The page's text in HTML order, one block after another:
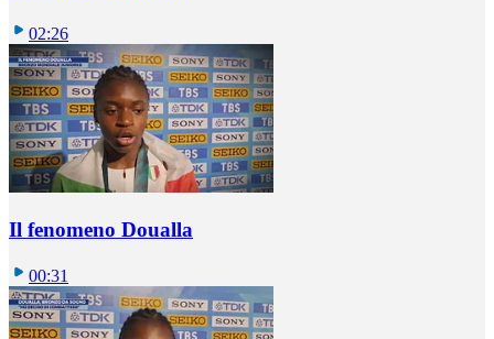
02:26
Il fenomeno Doualla
00:31